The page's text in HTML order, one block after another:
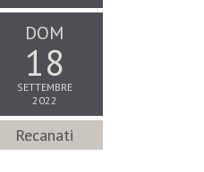
DOM
18
SETTEMBRE
2022
Recanati